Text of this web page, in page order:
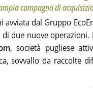
campagna di
avviata dal Gruppo
due nuove operazioni.
, società pugliese
sovvallo da raccolte